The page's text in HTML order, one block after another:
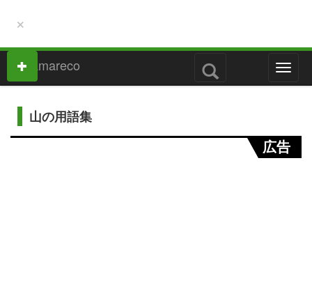
×
M
e
山の用語集
広告